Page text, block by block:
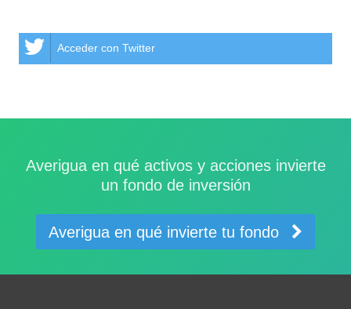
Acceder con Twitter
Averigua en qué activos y acciones invierte
un fondo de inversión
Averigua en qué invierte tu fondo